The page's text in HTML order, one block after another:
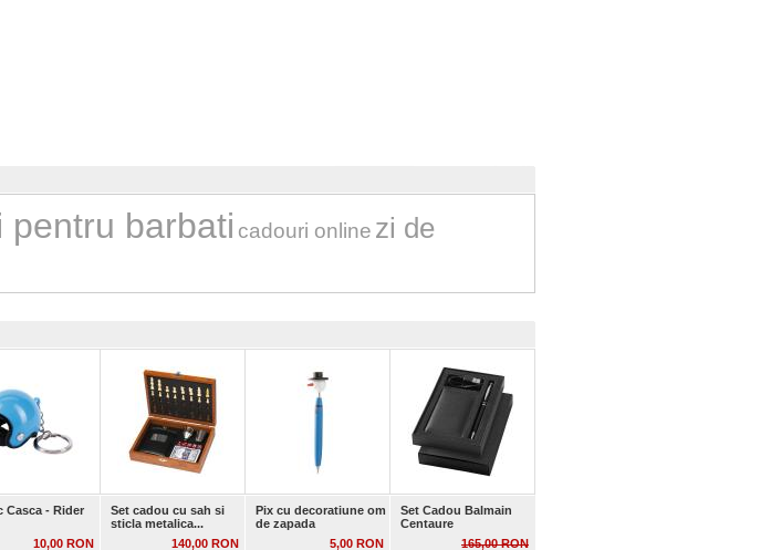
pentru barbati cadouri online zi de
Casca - Rider
10,00 RON
Set cadou cu sah si
sticla metalica...
140,00 RON
Pix cu decoratiune om
de zapada
5,00 RON
Set Cadou Balmain
Centaure
165,00 RON